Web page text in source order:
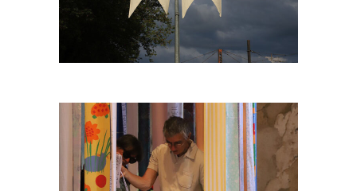
Temps calme